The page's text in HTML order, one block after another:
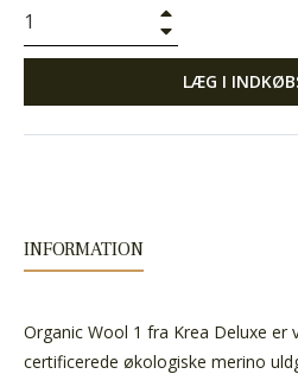
LÆG I
INFORMATION
Organic Wool 1 fra Krea Deluxe er
certificerede økologiske merino